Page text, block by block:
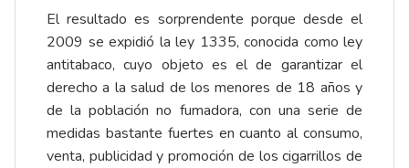
El resultado es sorprendente porque desde el
2009 se expidió la ley 1335, conocida como ley
antitabaco, cuyo objeto es el de garantizar el
derecho a la salud de los menores de 18 años y
de la población no fumadora, con una serie de
medidas bastante fuertes en cuanto al consumo,
venta, publicidad y promoción de los cigarrillos de